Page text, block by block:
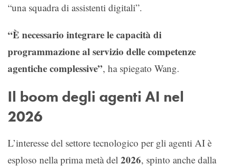
“una squadra di assistenti digitali”.
“È necessario integrare le capacità di
programmazione al servizio delle competenze
agentiche complessive”, ha spiegato Wang.
Il boom degli agenti AI nel
2026
L’interesse del settore tecnologico per gli agenti AI è
esploso nella prima metà del 2026, spinto anche dalla